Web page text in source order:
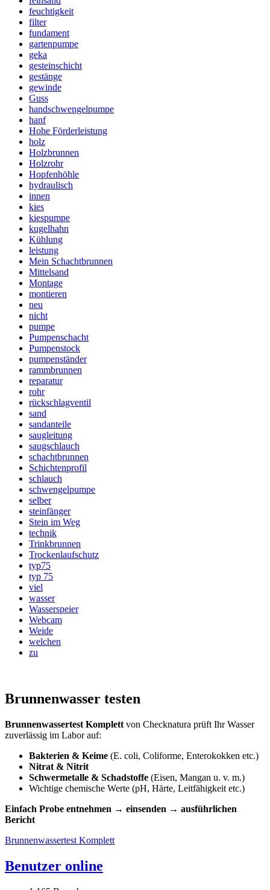
feuchtigkeit
filter
fundament
gartenpumpe
geka
gesteinschicht
gestänge
gewinde
Guss
handschwengelpumpe
hanf
Hohe Förderleistung
holz
Holzbrunnen
Holzrohr
Hopfenhöhle
hydraulisch
innen
kies
kiespumpe
kugelhahn
Kühlung
leistung
Mein Schachtbrunnen
Mittelsand
Montage
montieren
neu
nicht
pumpe
Pumpenschacht
Pumpenstock
pumpenständer
rammbrunnen
reparatur
rohr
rückschlagventil
sand
sandanteile
saugleitung
saugschlauch
schachtbrunnen
Schichtenprofil
schlauch
schwengelpumpe
selber
steinfänger
Stein im Weg
technik
Trinkbrunnen
Trockenlaufschutz
typ75
typ 75
viel
wasser
Wasserspeier
Webcam
Weide
welchen
zu
Brunnenwasser testen
Brunnenwassertest Komplett von Checknatura prüft Ihr Wasser
zuverlässig im Labor auf:
Bakterien & Keime (E. coli, Coliforme, Enterokokken etc.)
Nitrat & Nitrit
Schwermetalle & Schadstoffe (Eisen, Mangan u. v. m.)
Wichtige chemische Werte (pH, Härte, Leitfähigkeit etc.)
Einfach Probe entnehmen → einsenden → ausführlichen
Bericht
Brunnenwassertest Komplett
Benutzer online